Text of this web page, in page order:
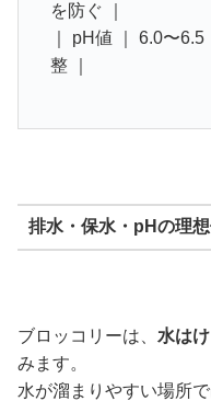
を防ぐ ｜
｜ pH値 ｜ 6.0〜
整 ｜
排水・保水・pHの理
ブロッコリーは、 水は
みます。
水が溜まりやすい場所